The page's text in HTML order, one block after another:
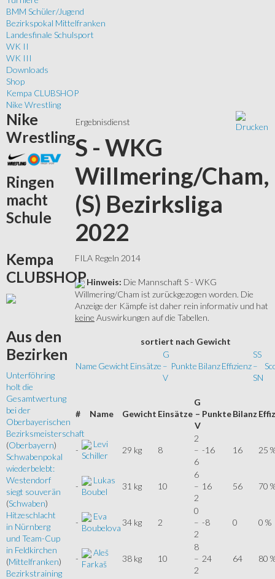
BMM Schüler/Jugend
Bezirkspokal Mittelfranken
Landesfinale Schulsport
WK II
WK III
Downloads
Shop
Kempa CLUBSHOP
Nike Wrestling
Ergebnisdienst
S - WKG
Willmering/Cham,
(S) Bezirksliga
2022
FILA Regeln 2014
Hinweis: Die Mannschaft S - WKG
Willmering/Cham ist zurückgezogen worden. Die
Anzeige der Kämpfe ist daher rein informativ und hat
keine Auswirkungen auf die Tabellen.
sortiert nach Gewicht
Name Gewicht Einsätze
G
–
V
Punkte BilanzEffizienz
SS
–
SN
# Name Gewicht Einsätze
G
–
V
PunkteBilanz
-
Levi
Schiller
29 kg 8
2
–
6
-16 16 25
-
Lukas
Boubel
31 kg 10
6
–
2
16 56 70
-
Eva
Boubelova
34 kg 2
0
–
2
-8 0 0 %
-
Aleš
Farkaš
38 kg 10
8
–
2
24 64 80
Nike
Wrestling
Ringen
macht
Schule
Kempa
CLUBSHOP
Aus den
Bezirken
Unterföhring
holt die
Gesamtwertung
bei der
Oberbayerischen
Bezirksmeisterschaft
(Oberbayern)
Schwabenpokal
wiederbelebt:
Westendorf
siegt souverän
(Schwaben)
Hitzeschlacht
in Nürnberg
und Team-Cup
in Feldkirchen
(Mittelfranken)
Bezirkstraining